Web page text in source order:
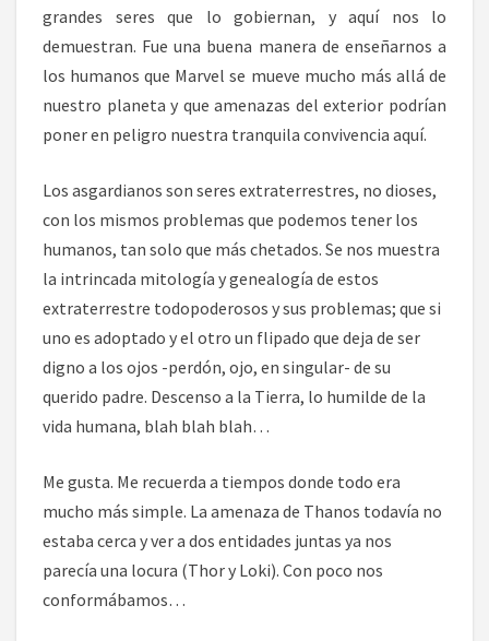
grandes seres que lo gobiernan, y aquí nos lo
demuestran. Fue una buena manera de enseñarnos a
los humanos que Marvel se mueve mucho más allá de
nuestro planeta y que amenazas del exterior podrían
poner en peligro nuestra tranquila convivencia aquí.
Los asgardianos son seres extraterrestres, no dioses,
con los mismos problemas que podemos tener los
humanos, tan solo que más chetados. Se nos muestra
la intrincada mitología y genealogía de estos
extraterrestre todopoderosos y sus problemas; que si
uno es adoptado y el otro un flipado que deja de ser
digno a los ojos -perdón, ojo, en singular- de su
querido padre. Descenso a la Tierra, lo humilde de la
vida humana, blah blah blah…
Me gusta. Me recuerda a tiempos donde todo era
mucho más simple. La amenaza de Thanos todavía no
estaba cerca y ver a dos entidades juntas ya nos
parecía una locura (Thor y Loki). Con poco nos
conformábamos…